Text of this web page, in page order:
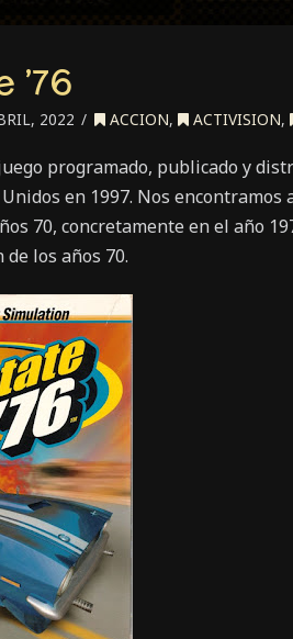
2022 ACCION, ACTIVISION,
programado, publicado y
en 1997. Nos
70, concretamente en el año
los años 70.